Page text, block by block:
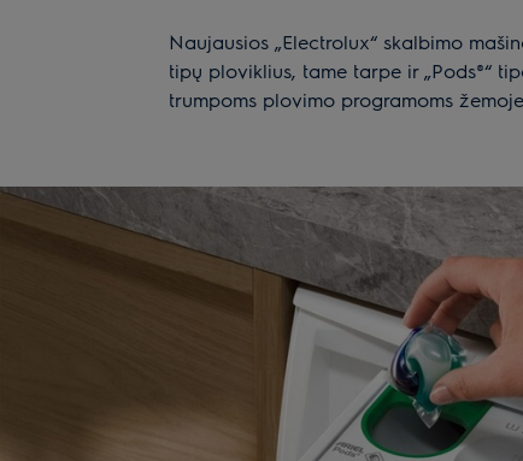
Naujausios „Electrolux“ skalbimo
tipų ploviklius, tame tarpe ir „Pods®“
trumpoms plovimo programoms